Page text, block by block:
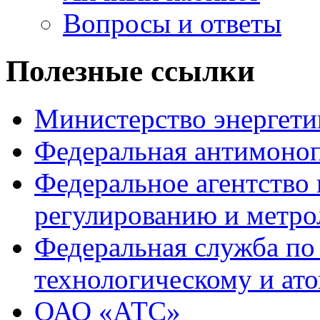
Вопросы и ответы
Полезные ссылки
Министерство
Федеральная
Федеральное
регулированию и
Федеральная служба
технологическому и
ОАО «АТС»